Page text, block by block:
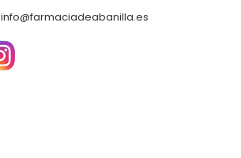
info@farmaciadeabanilla.es